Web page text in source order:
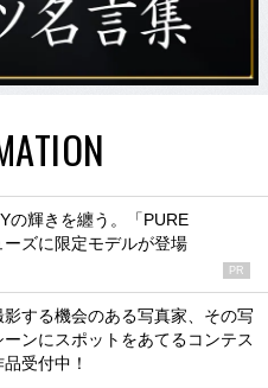
の輝きを纏う。「PURE
ズに限定モデルが登場
PR
影する機会のある写真家、その写
ンにスポットをあてるコンテス
受付中！